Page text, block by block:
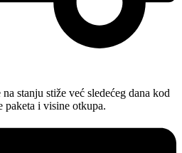
stanju stiže već sledećeg dana kod
paketa i visine otkupa.